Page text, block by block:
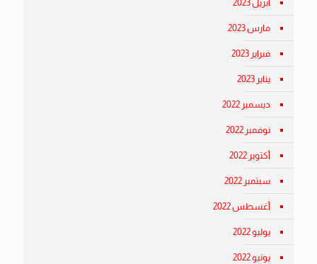
أبريل 2023
مارس 2023
فبراير 2023
يناير 2023
ديسمبر 2022
نوفمبر 2022
أكتوبر 2022
سبتمبر 2022
أغسطس 2022
يوليو 2022
يونيو 2022